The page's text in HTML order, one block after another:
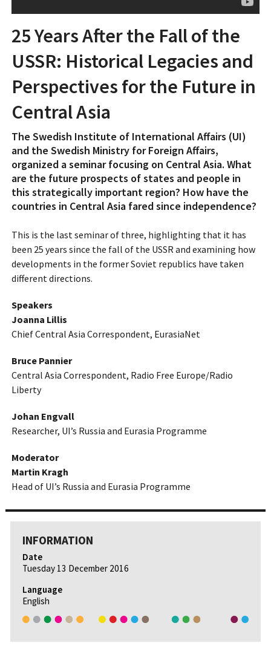
25 Years After the Fall of the
USSR: Historical Legacies and
Perspectives for the Future in
Central Asia
The Swedish Institute of International Affairs (UI)
and the Swedish Ministry for Foreign Affairs,
organized a seminar focusing on Central Asia. What
are the future prospects of states and people in
this strategically important region? How have the
countries in Central Asia fared since independence?
This is the last seminar of three, highlighting that it has
been 25 years since the fall of the USSR and examining how
developments in the former Soviet republics have taken
different directions.
Speakers
Joanna Lillis
Chief Central Asia Correspondent, EurasiaNet
Bruce Pannier
Central Asia Correspondent, Radio Free Europe/Radio
Liberty
Johan Engvall
Researcher, UI’s Russia and Eurasia Programme
Moderator
Martin Kragh
Head of UI’s Russia and Eurasia Programme
INFORMATION
Date
Tuesday 13 December 2016
Language
English